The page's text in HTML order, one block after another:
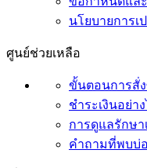
นโยบายการ
ศูนย์ช่วยเหลือ
ขั้นตอนการสั่
ชำระเงินอย่าง
การดูแลรักษา
คำถามที่พบบ่